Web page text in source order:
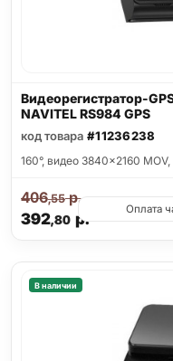
Видеорегистратор-
NAVITEL RS984 GPS
код товара #11236238
160°, видео 3840x2160
392,80р.
406,55р.
Оплата
В наличии